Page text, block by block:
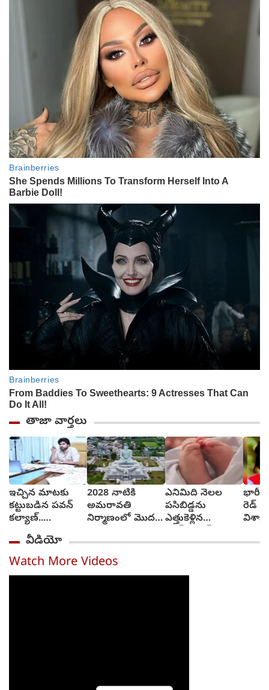
తాజా వార్తలు
ఇచ్చిన మాటకు
కట్టుబడిన పవన్
కల్యాణ్..
కళకళలాడుతున్న
రోడ్లు
2028 నాటికి
అమరావతి
నిర్మాణంలో మొదటి
వంగలపూడి అనిత
ఎనిమిది నెలల
పసిబిడ్డను
ఎత్తుకెళ్లిన
మూడు గంటల్లో
భారీ
రెడ్
విశాఖ
వీడియో
Watch More Videos